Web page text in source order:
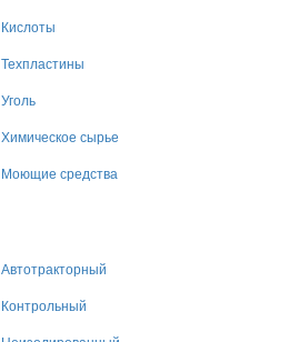
Кислоты
Техпластины
Уголь
Химическое сырье
Моющие средства
Автотракторный
Контрольный